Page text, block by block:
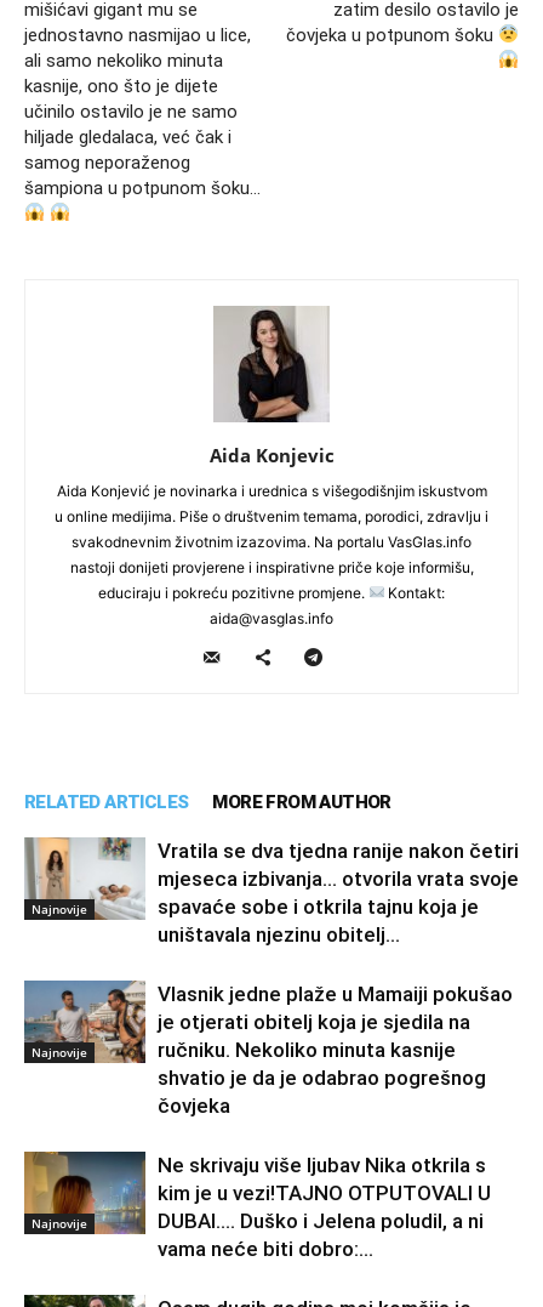
mišićavi gigant mu se
jednostavno nasmijao u lice,
ali samo nekoliko minuta
kasnije, ono što je dijete
učinilo ostavilo je ne samo
hiljade gledalaca, već čak i
samog neporaženog
šampiona u potpunom šoku…
zatim desilo ostavilo je
čovjeka u potpunom šoku
Aida Konjevic
Aida Konjević je novinarka i urednica s višegodišnjim iskustvom
u online medijima. Piše o društvenim temama, porodici, zdravlju i
svakodnevnim životnim izazovima. Na portalu VasGlas.info
nastoji donijeti provjerene i inspirativne priče koje informišu,
educiraju i pokreću pozitivne promjene.
Kontakt:
aida@vasglas.info
RELATED ARTICLES MORE FROM AUTHOR
Najnovije
Vratila se dva tjedna ranije nakon četiri
mjeseca izbivanja… otvorila vrata svoje
spavaće sobe i otkrila tajnu koja je
uništavala njezinu obitelj…
Najnovije
Vlasnik jedne plaže u Mamaiji pokušao
je otjerati obitelj koja je sjedila na
ručniku. Nekoliko minuta kasnije
shvatio je da je odabrao pogrešnog
čovjeka
Najnovije
Ne skrivaju više ljubav Nika otkrila s
kim je u vezi!TAJNO OTPUTOVALI U
DUBAI…. Duško i Jelena poludil, a ni
vama neće biti dobro:...